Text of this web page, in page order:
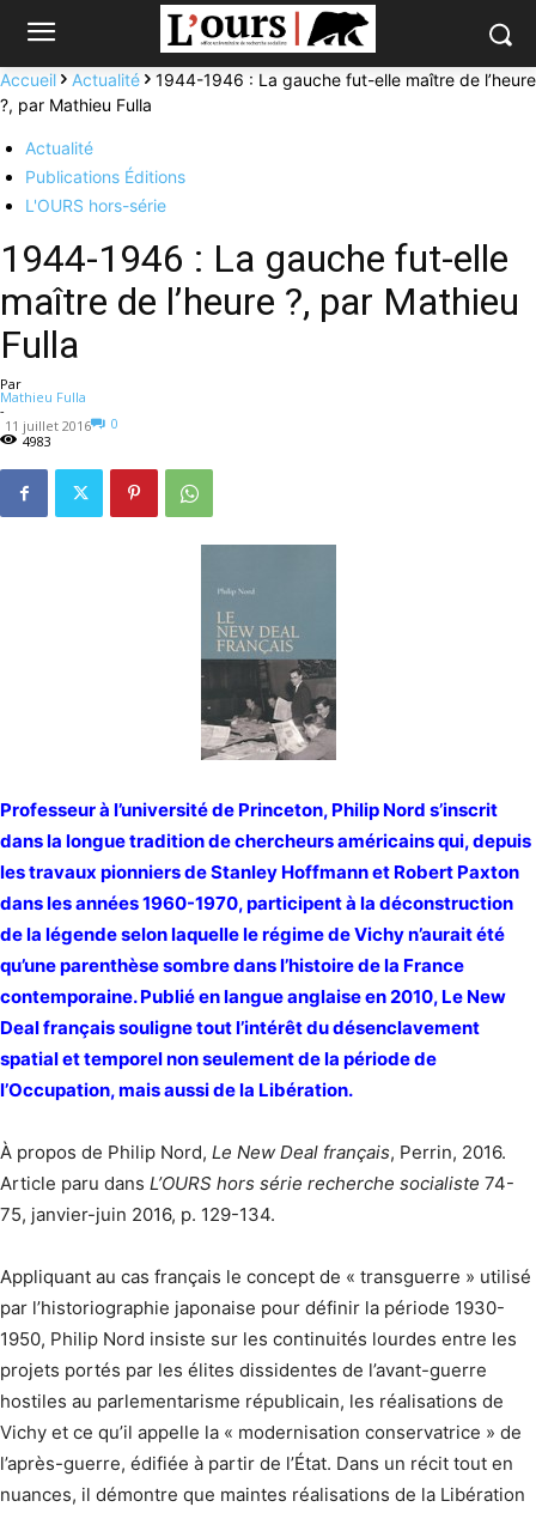
Accueil Actualité
1944-1946 : La gauche fut-elle maître de l’heure
?, par Mathieu Fulla
Actualité
Publications Éditions
L'OURS hors-série
1944-1946 : La gauche fut-elle
maître de l’heure ?, par Mathieu
Fulla
Par
Mathieu Fulla
-
11 juillet 2016
0
4983
Professeur à l’université de Princeton, Philip Nord s’inscrit
dans la longue tradition de chercheurs américains qui, depuis
les travaux pionniers de Stanley Hoffmann et Robert Paxton
dans les années 1960-1970, participent à la déconstruction
de la légende selon laquelle le régime de Vichy n’aurait été
qu’une parenthèse sombre dans l’histoire de la France
contemporaine. Publié en langue anglaise en 2010, Le New
Deal français souligne tout l’intérêt du désenclavement
spatial et temporel non seulement de la période de
l’Occupation, mais aussi de la Libération.
À propos de Philip Nord, Le New Deal français, Perrin, 2016.
Article paru dans L’OURS hors série recherche socialiste 74-
75, janvier-juin 2016, p. 129-134.
Appliquant au cas français le concept de « transguerre » utilisé
par l’historio­graphie japonaise pour définir la période 1930-
1950, Philip Nord insiste sur les continuités lourdes entre les
projets portés par les élites dissidentes de l’avant-guerre
hostiles au parlementarisme républicain, les réalisations de
Vichy et ce qu’il appelle la « modernisation conservatrice » de
l’après-guerre, édifiée à partir de l’État. Dans un récit tout en
nuances, il démontre que maintes réalisations de la Libération